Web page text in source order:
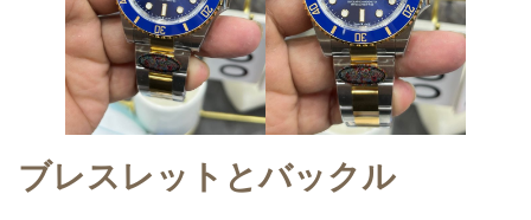
ブレスレットとバックル